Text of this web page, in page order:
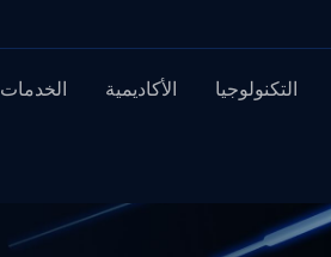
التكنولوجيا الأكاديمية الخدمات